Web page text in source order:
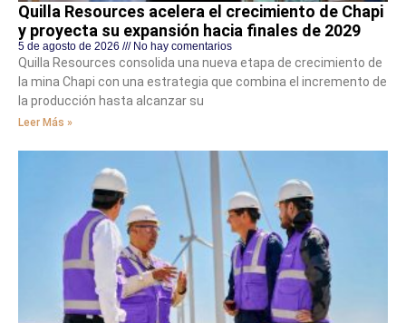
Quilla Resources acelera el crecimiento de Chapi
y proyecta su expansión hacia finales de 2029
5 de agosto de 2026 No hay comentarios
Quilla Resources consolida una nueva etapa de crecimiento de
la mina Chapi con una estrategia que combina el incremento de
la producción hasta alcanzar su
Leer Más »